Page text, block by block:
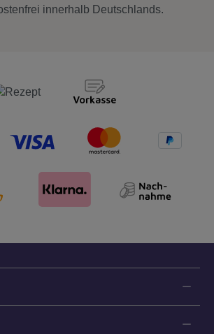
innerhalb Deutschlands.